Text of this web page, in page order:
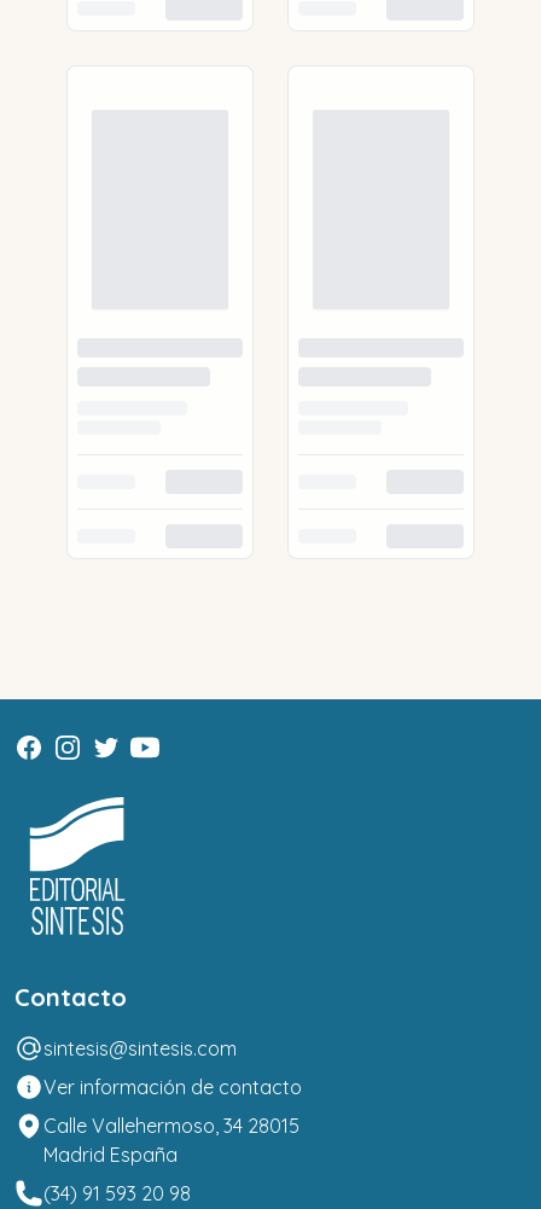
Contacto
sintesis@sintesis.com
Ver información de contacto
Calle Vallehermoso, 34 28015
Madrid España
(34) 91 593 20 98